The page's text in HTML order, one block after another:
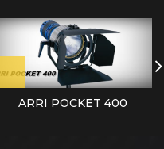
ARRI POCKET 400